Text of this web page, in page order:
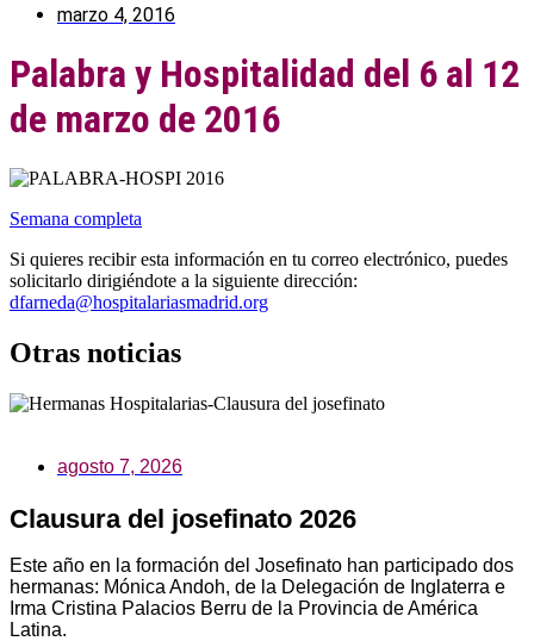
marzo 4, 2016
Palabra y Hospitalidad del 6 al 12
de marzo de 2016
Semana completa
Si quieres recibir esta información en tu correo electrónico, puedes
solicitarlo dirigiéndote a la siguiente dirección:
dfarneda@hospitalariasmadrid.org
Otras noticias
agosto 7, 2026
Clausura del josefinato 2026
Este año en la formación del Josefinato han participado dos
hermanas: Mónica Andoh, de la Delegación de Inglaterra e
Irma Cristina Palacios Berru de la Provincia de América
Latina.